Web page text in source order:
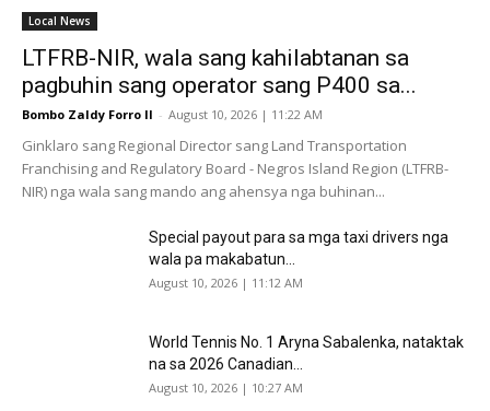
Local News
LTFRB-NIR, wala sang kahilabtanan sa
pagbuhin sang operator sang P400 sa...
Bombo Zaldy Forro II - August 10, 2026 | 11:22 AM
Ginklaro sang Regional Director sang Land Transportation
Franchising and Regulatory Board - Negros Island Region (LTFRB-
NIR) nga wala sang mando ang ahensya nga buhinan...
Special payout para sa mga taxi drivers nga
wala pa makabatun...
August 10, 2026 | 11:12 AM
World Tennis No. 1 Aryna Sabalenka, nataktak
na sa 2026 Canadian...
August 10, 2026 | 10:27 AM